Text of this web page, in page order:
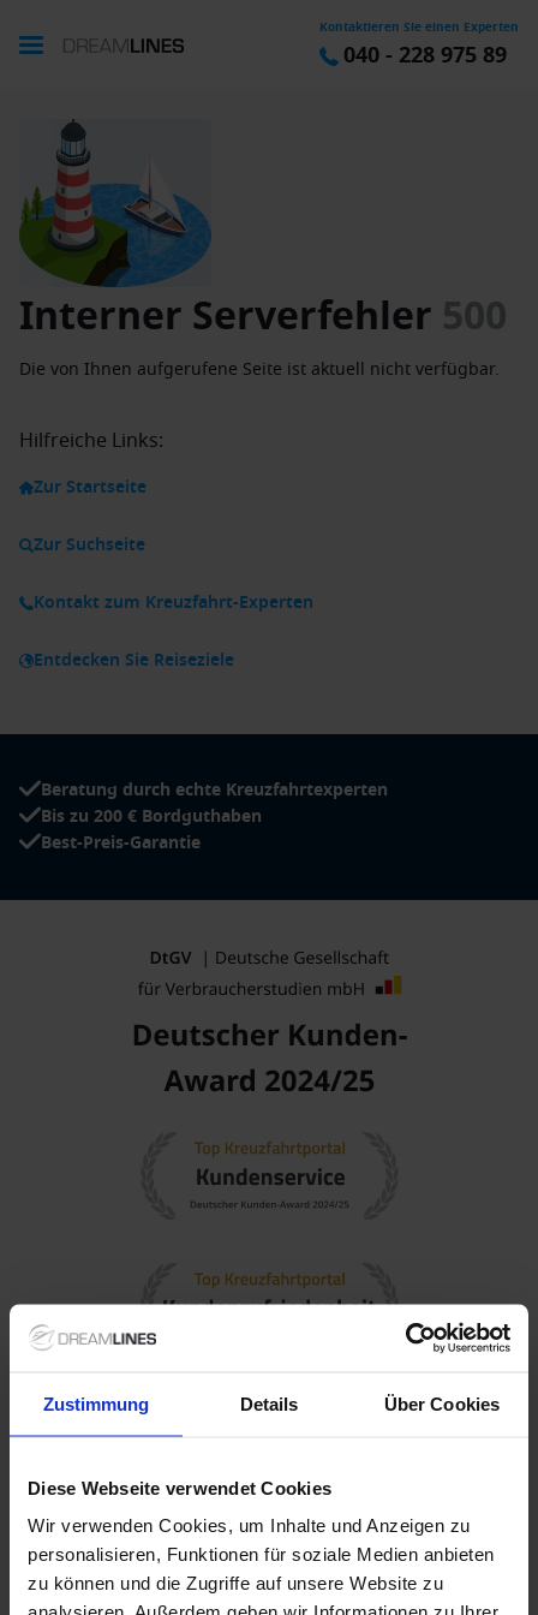
Zustimmung Details Über Cookies
Diese Webseite verwendet Cookies
Wir verwenden Cookies, um Inhalte und Anzeigen zu
personalisieren, Funktionen für soziale Medien anbieten
zu können und die Zugriffe auf unsere Website zu
Kontaktieren Sie einen Experten
040 - 228 975 89
Interner Serverfehler 500
Die von Ihnen aufgerufene Seite ist aktuell nicht verfügbar.
Hilfreiche Links:
Zur Startseite
Zur Suchseite
Kontakt zum Kreuzfahrt-Experten
Entdecken Sie Reiseziele
Beratung durch echte Kreuzfahrtexperten
Bis zu 200 € Bordguthaben
Best-Preis-Garantie